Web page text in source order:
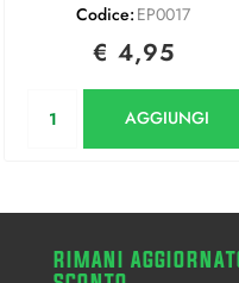
Codice: EP0017
€ 4,95
AGGIUNGI
RIMANI